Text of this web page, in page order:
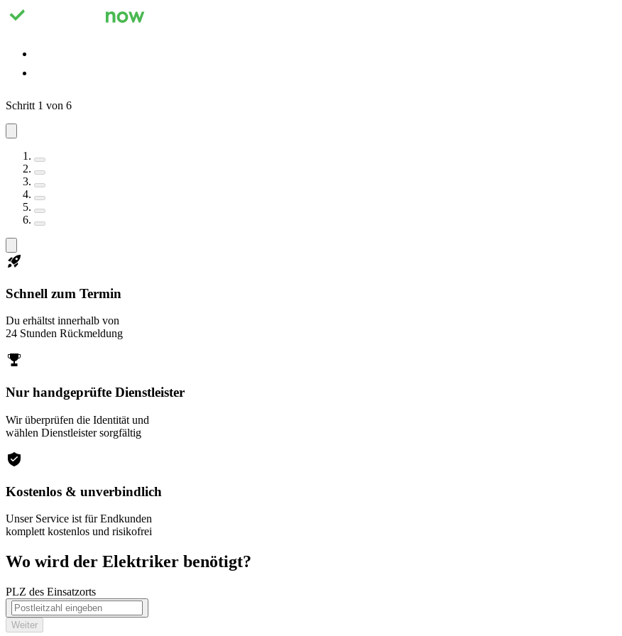
Schritt 1 von 6
Schnell zum Termin
Du erhältst innerhalb von
24 Stunden Rückmeldung
Nur handgeprüfte Dienstleister
Wir überprüfen die Identität und
wählen Dienstleister sorgfältig
Kostenlos & unverbindlich
Unser Service ist für Endkunden
komplett kostenlos und risikofrei
Wo wird der Elektriker benötigt?
PLZ des Einsatzorts
Weiter